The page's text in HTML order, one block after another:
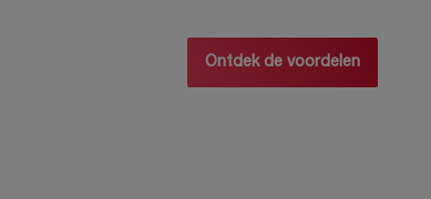
Ontdek de voordelen